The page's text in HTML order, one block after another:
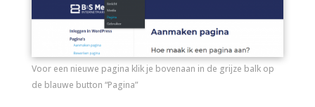
Voor een nieuwe pagina klik je bovenaan in de grijze balk op
de blauwe button “Pagina”